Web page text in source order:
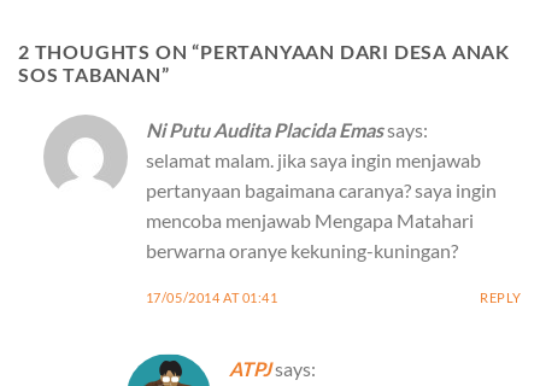
2 THOUGHTS ON “PERTANYAAN DARI DESA ANAK
SOS TABANAN”
Ni Putu Audita Placida Emassays:
selamat malam. jika saya ingin menjawab
pertanyaan bagaimana caranya? saya ingin
mencoba menjawab Mengapa Matahari
berwarna oranye kekuning-kuningan?
17/05/2014 AT 01:41 REPLY
ATPJsays: